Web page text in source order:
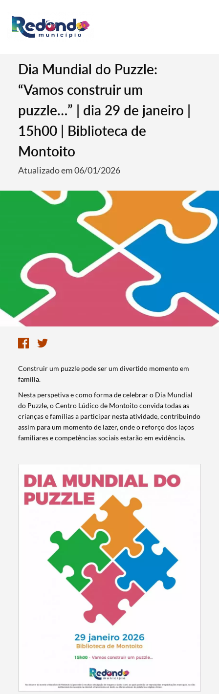
Termo de Pesquisa
Categorias gerais
Dia Mundial do Puzzle:
“Vamos construir um
puzzle…” | dia 29 de janeiro |
15h00 | Biblioteca de
Montoito
Atualizado em 06/01/2026
Construir um puzzle pode ser um divertido momento em
família.
Nesta perspetiva e como forma de celebrar o Dia Mundial
do Puzzle, o Centro Lúdico de Montoito convida todas as
crianças e famílias a participar nesta atividade, contribuindo
assim para um momento de lazer, onde o reforço dos laços
familiares e competências sociais estarão em evidência.